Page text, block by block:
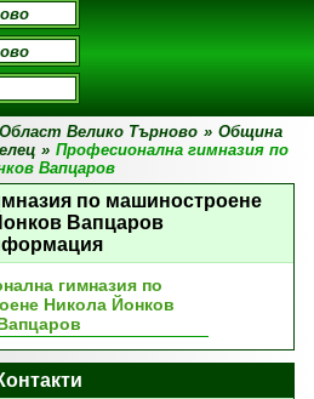
Област Велико Търново » Община
» Професионална гимназия по
Вапцаров
по машиностроене
Вапцаров
гимназия по
Никола Йонков